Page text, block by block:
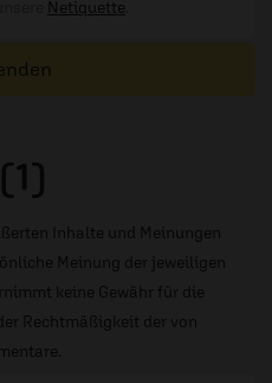
Netiquette
Inhalte und Meinungen
Meinung der jeweiligen
keine Gewähr für die
Rechtmäßigkeit der von